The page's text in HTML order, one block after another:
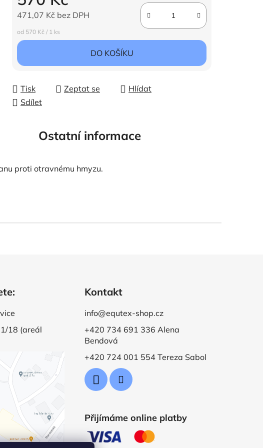
471,07 Kč bez DPH
Měrná cena:
od 570 Kč / 1 ks
DO KOŠÍKU
Tisk Zeptat se
Hlídat
Sdílet
Ostatní informace
proti otravnému hmyzu.
18 (areál
Kontakt
info@equtex-shop.cz
+420 734 691 336 Alena
Bendová
+420 724 001 554 Tereza Sabol
Přijímáme online platby